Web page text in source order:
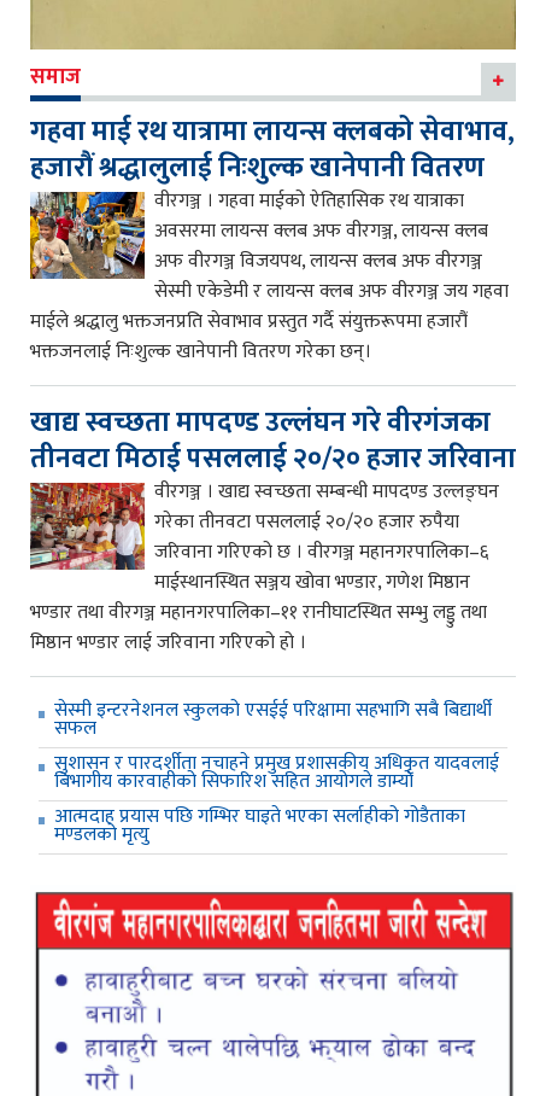
समाज
गहवा माई रथ यात्रामा लायन्स क्लबको सेवाभाव,
हजारौं श्रद्धालुलाई निःशुल्क खानेपानी वितरण
वीरगञ्ज । गहवा माईको ऐतिहासिक रथ यात्राका
अवसरमा लायन्स क्लब अफ वीरगञ्ज, लायन्स क्लब
अफ वीरगञ्ज विजयपथ, लायन्स क्लब अफ वीरगञ्ज
सेस्मी एकेडेमी र लायन्स क्लब अफ वीरगञ्ज जय गहवा
माईले श्रद्धालु भक्तजनप्रति सेवाभाव प्रस्तुत गर्दै संयुक्तरूपमा हजारौं
भक्तजनलाई निःशुल्क खानेपानी वितरण गरेका छन्।
खाद्य स्वच्छता मापदण्ड उल्लंघन गरे वीरगंजका
तीनवटा मिठाई पसललाई २०/२० हजार जरिवाना
वीरगञ्ज । खाद्य स्वच्छता सम्बन्धी मापदण्ड उल्लङ्घन
गरेका तीनवटा पसललाई २०/२० हजार रुपैया
जरिवाना गरिएको छ । वीरगञ्ज महानगरपालिका–६
माईस्थानस्थित सञ्जय खोवा भण्डार, गणेश मिष्ठान
भण्डार तथा वीरगञ्ज महानगरपालिका–११ रानीघाटस्थित सम्भु लड्डु तथा
मिष्ठान भण्डार लाई जरिवाना गरिएको हो ।
सेस्मी इन्टरनेशनल स्कुलको एसईई परिक्षामा सहभागि सबै बिद्यार्थी
सफल
सुशासन र पारदर्शीता नचाहने प्रमुख प्रशासकीय अधिकृत यादवलाई
बिभागीय कारवाहीको सिफारिश सहित आयोगले डाम्यो
आत्मदाह प्रयास पछि गम्भिर घाइते भएका सर्लाहीको गोडैताका
मण्डलको मृत्यु